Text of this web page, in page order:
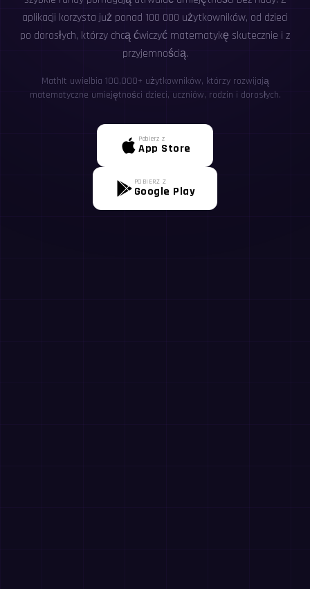
aplikacji korzysta już ponad 100 000 użytkowników, od dzieci
po dorosłych, którzy chcą ćwiczyć matematykę skutecznie i z
przyjemnością.
MathIt uwielbia 100,000+ użytkowników, którzy rozwijają
matematyczne umiejętności dzieci, uczniów, rodzin i dorosłych.
Pobierz z
App Store
POBIERZ Z
Google Play